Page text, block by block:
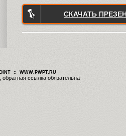
СКАЧАТЬ
:: WWW.PWPT.RU
ссылка обязательна